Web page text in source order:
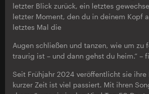
letzter Blick zurück, ein letztes
letzter Moment, den du in deinem Kopf
letztes Mal die
Augen schließen und tanzen, wie um zu
traurig ist – und dann gehst du heim.“ –
Seit Frühjahr 2024 veröffentlicht sie ihre
kurzer Zeit ist viel passiert. Mit ihren